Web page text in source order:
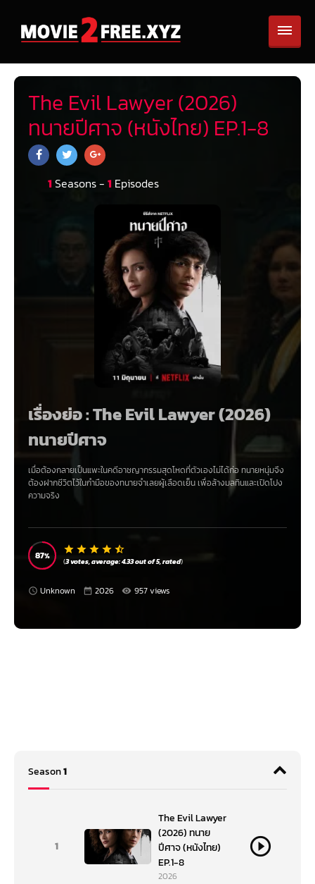
The Evil Lawyer (2026)
ทนายปีศาจ (หนังไทย) EP.1-8
1Seasons - 1Episodes
เรื่องย่อ : The Evil Lawyer (2026)
ทนายปีศาจ
เมื่อต้องกลายเป็นแพะในคดีอาชญากรรมสุดโหดที่ตัวเองไม่ได้ก่อ ทนายหนุ่มจึง
ต้องฝากชีวิตไว้ในกำมือของทนายจำเลยผู้เลือดเย็น เพื่อล้างมลทินและเปิดโปง
ความจริง
87 (3votes, average:4.33out of 5,rated)
Unknown 2026 957 views
Season1
1
The Evil Lawyer
(2026) ทนาย
ปีศาจ (หนังไทย)
EP.1-8
2026